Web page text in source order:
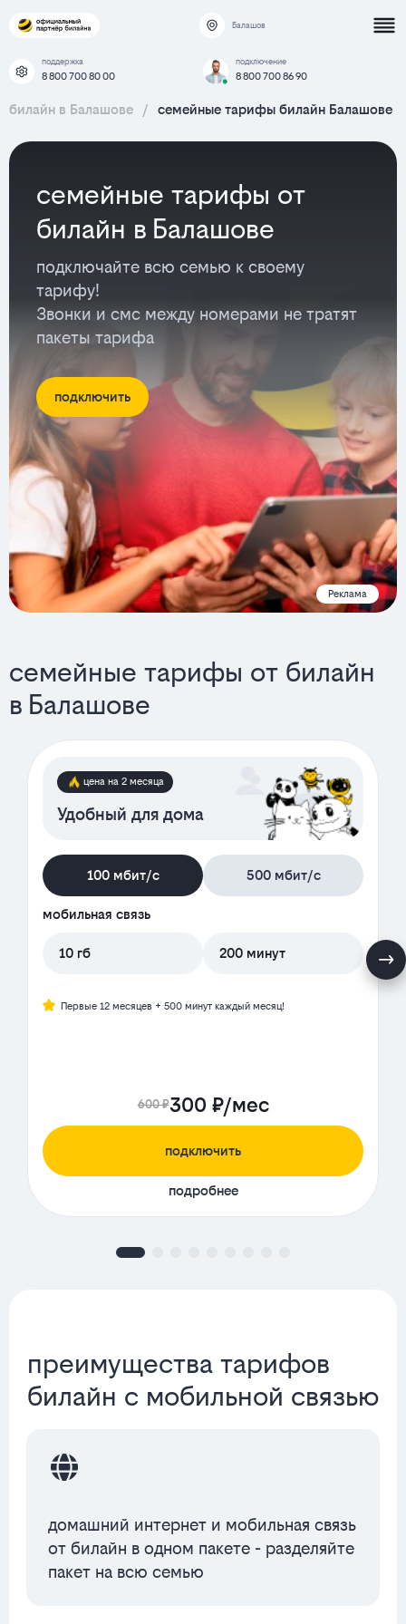
Балашов
поддержка
8 800 700 80 00
подключение
8 800 700 86 90
билайн в Балашове / семейные тарифы билайн Балашове
семейные тарифы от
билайн в Балашове
подключайте всю семью к своему
тарифу!
Звонки и смс между номерами не тратят
пакеты тарифа
подключить
Реклама
семейные тарифы от билайн
в Балашове
цена на 2 месяца
Удобный для дома
100 мбит/с 500 мбит/с
мобильная связь
10 гб 200 минут
Первые 12 месяцев + 500 минут каждый месяц!
600 ₽300 ₽/мес
подключить
подробнее
преимущества тарифов
билайн с мобильной связью
домашний интернет и мобильная связь
от билайн в одном пакете - разделяйте
пакет на всю семью